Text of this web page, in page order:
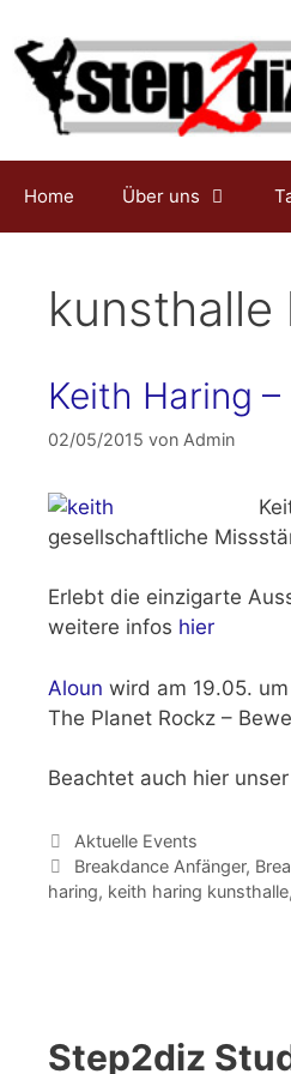
Inhalt
springen
Home Über uns
kunsthalle
Keith Haring
02/05/2015 von Admin
gesellschaftliche
Erlebt die einzigarte
weitere infos hier
Aloun wird am 19.05.
The Planet Rockz –
Beachtet auch hier
Kategorien
Aktuelle Events
Schlagwörter
Breakdance Anfänger,
haring, keith haring kunsthalle,
Step2diz